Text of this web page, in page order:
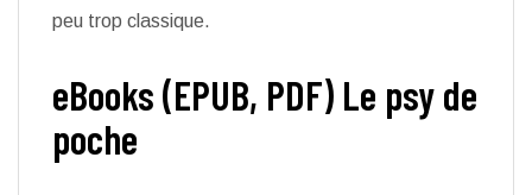
peu trop classique.
eBooks (EPUB, PDF) Le psy de
poche